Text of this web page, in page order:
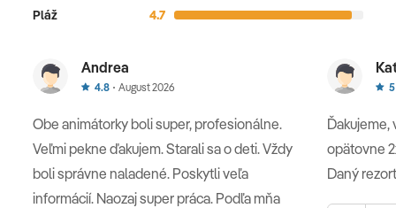
Pláž
4.7
Andrea
4.8 August 2026
Obe animátorky boli super, profesionálne.
Veľmi pekne ďakujem. Starali sa o deti. Vždy
boli správne naladené. Poskytli veľa
informácií. Naozaj super práca. Podľa mňa
5
Ďakujeme,
opätovne
Daný